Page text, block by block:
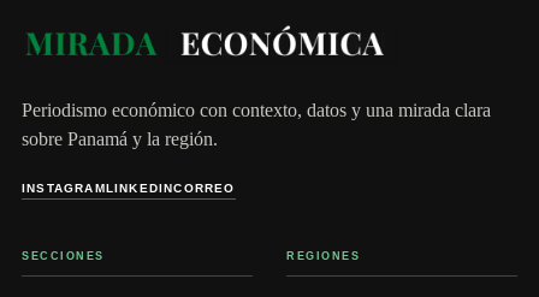
Periodismo económico con contexto, datos y una mirada clara
sobre Panamá y la región.
INSTAGRAMLINKEDINCORREO
SECCIONES REGIONES